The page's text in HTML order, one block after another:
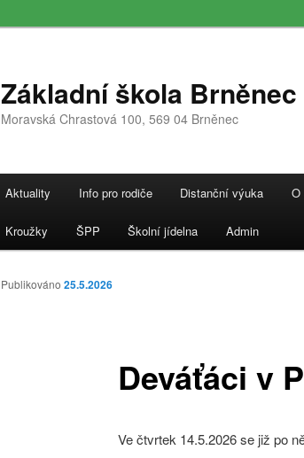
Základní škola Brněnec
Moravská Chrastová 100, 569 04 Brněnec
Aktuality Info pro rodiče Distanční výuka O
Kroužky ŠPP Školní jídelna Admin
Deváťáci v
Publikováno 25.5.2026
Ve čtvrtek 14.5.2026 se již po